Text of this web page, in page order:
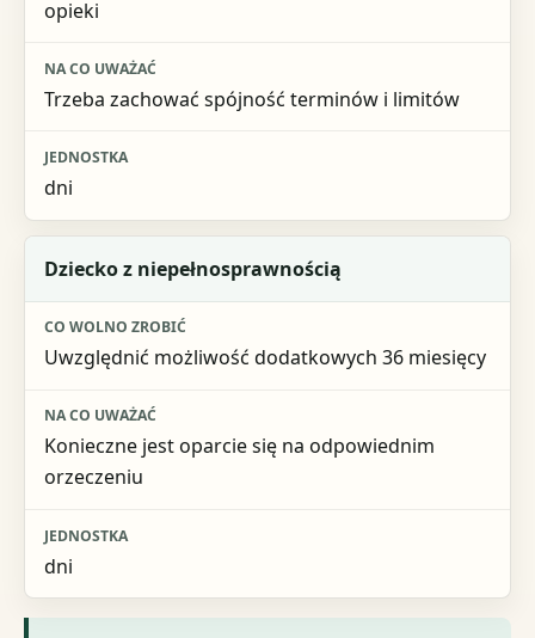
opieki
Trzeba zachować spójność terminów i limitów
dni
Dziecko z niepełnosprawnością
Uwzględnić możliwość dodatkowych 36 miesięcy
Konieczne jest oparcie się na odpowiednim
orzeczeniu
dni